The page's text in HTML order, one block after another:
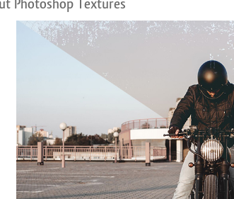
Photoshop Textures